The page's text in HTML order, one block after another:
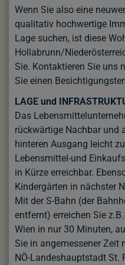
Wenn Sie also eine
qualitativ hochwertige
Lage suchen, ist diese
Hollabrunn/
Sie. Kontaktieren Sie uns
Sie einen
LAGE und
Das
rückwärtige Nachbar und
hinteren Ausgang leicht
Lebensmittel-und
in Kürze erreichbar.
Kindergärten in nächster
Mit der S-Bahn (der
entfernt) erreichen Sie
Wien in nur 30 Minuten,
Sie in angemessener Zeit
NÖ-Landeshauptstadt St.